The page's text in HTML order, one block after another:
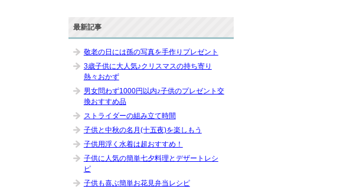
最新記事
敬老の日には孫の写真を手作りプレゼント
3歳子供に大人気♪クリスマスの持ち寄り
熱々おかず
男女問わず1000円以内♪子供のプレゼント交
換おすすめ品
ストライダーの組み立て時間
子供と中秋の名月(十五夜)を楽しもう
子供用浮く水着は超おすすめ！
子供に人気の簡単七夕料理とデザートレシ
ピ
子供も喜ぶ簡単お花見弁当レシピ